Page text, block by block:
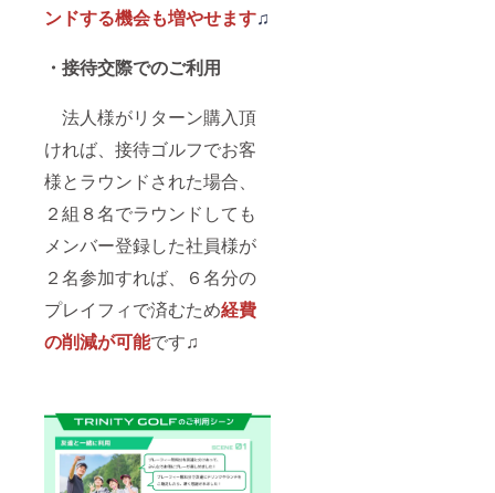
ンドする機会も増やせます♫
・接待交際でのご利用
法人様がリターン購入頂
ければ、接待ゴルフでお客
様とラウンドされた場合、
２組８名でラウンドしても
メンバー登録した社員様が
２名参加すれば、６名分の
プレイフィで済むため経費
の削減が可能です♫